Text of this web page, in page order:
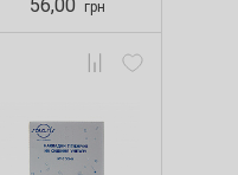
56,00 грн